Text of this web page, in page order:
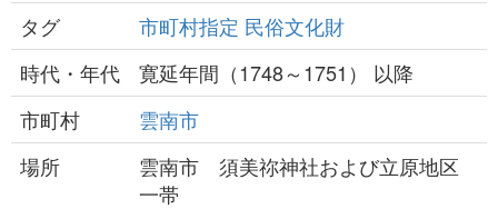
タグ
市町村指定 民俗文化財
時代・年代
寛延年間（1748～1751） 以降
市町村
雲南市
場所
雲南市 須美祢神社および立原地区
一帯